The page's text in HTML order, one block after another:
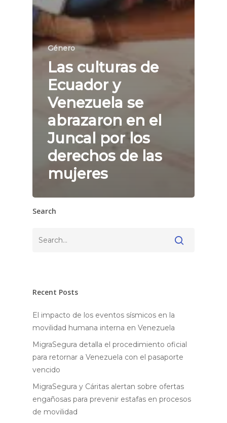
Género
Las culturas de
Ecuador y
Venezuela se
abrazaron en el
Juncal por los
derechos de las
mujeres
Search
Recent Posts
El impacto de los eventos sísmicos en la
movilidad humana interna en Venezuela
MigraSegura detalla el procedimiento oficial
para retornar a Venezuela con el pasaporte
vencido
MigraSegura y Cáritas alertan sobre ofertas
engañosas para prevenir estafas en procesos
de movilidad